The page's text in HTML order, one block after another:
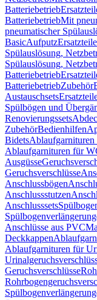
Batteriebetrieb
BatteriebetriebMit
pneumatischer
BasicAufputz
Spülauslösung,
Spülauslösung,
Batteriebetrieb
BatteriebetriebZubehör
Austauschsets
Spülbögen und
Renovierungssets
ZubehörBedienhilfen
BidetsAblaufgarnituren
Ablaufgarnituren für
Ausgüsse
Geruchsverschlüsse
Anschlussbögen
Anschlussstutzen
Anschlusssets
Anschlüsse aus PVC
Deckkappen
Ablaufgarnituren für
Geruchsverschlüsse